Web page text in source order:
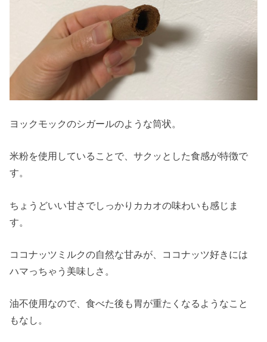
ヨックモックのシガールのような筒状。
米粉を使用していることで、サクッとした食感が特徴で
す。
ちょうどいい甘さでしっかりカカオの味わいも感じま
す。
ココナッツミルクの自然な甘みが、ココナッツ好きには
ハマっちゃう美味しさ。
油不使用なので、食べた後も胃が重たくなるようなこと
もなし。